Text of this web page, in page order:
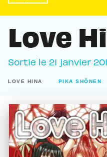
Love
Sortie le 21 janvier
LOVE HINA PIKA SHÔNEN